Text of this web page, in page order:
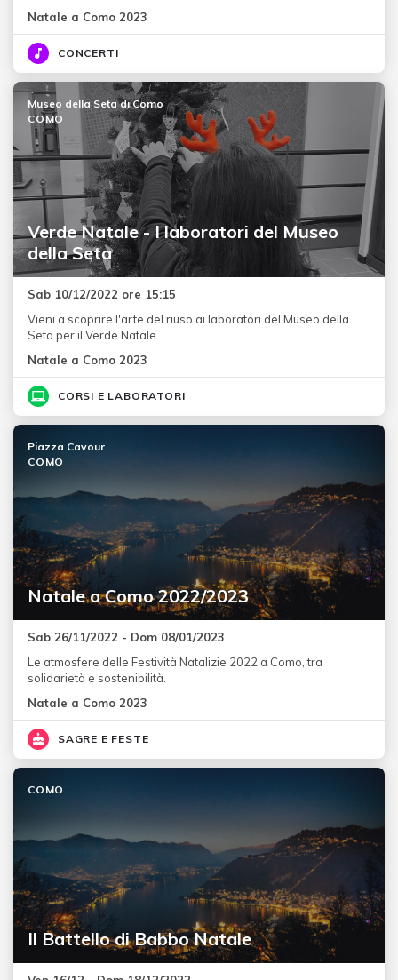
Natale a Como 2023
CONCERTI
Verde Natale - I laboratori del Museo
della Seta
Museo della Seta di Como
COMO
Sab 10/12/2022 ore 15:15
Vieni a scoprire l'arte del riuso ai laboratori del Museo della
Seta per il Verde Natale.
Natale a Como 2023
CORSI E LABORATORI
Natale a Como 2022/2023
Piazza Cavour
COMO
Sab 26/11/2022 - Dom 08/01/2023
Le atmosfere delle Festività Natalizie 2022 a Como, tra
solidarietà e sostenibilità.
Natale a Como 2023
SAGRE E FESTE
Il Battello di Babbo Natale
COMO